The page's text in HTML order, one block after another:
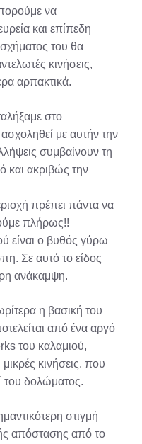
να
και επίπεδη
σχήματος του θα
κινήσεις,
αρπακτικά.
στο
με αυτήν την
συμβαίνουν τη
και ακριβώς την
πρέπει πάντα να
πλήρως!!
είναι ο βυθός γύρω
Σε αυτό το είδος
ανάκαμψη.
η βασική του
από ένα αργό
του καλαμιού,
κινήσεις. που
του δολώματος.
στιγμή
απόστασης από το